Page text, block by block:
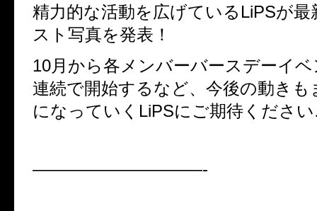
精力的な活動を広げているLiPSが
スト写真を発表！
10月から各メンバーバースデーイ
連続で開始するなど、今後の動きも
になっていくLiPSにご期待ください
——————————-